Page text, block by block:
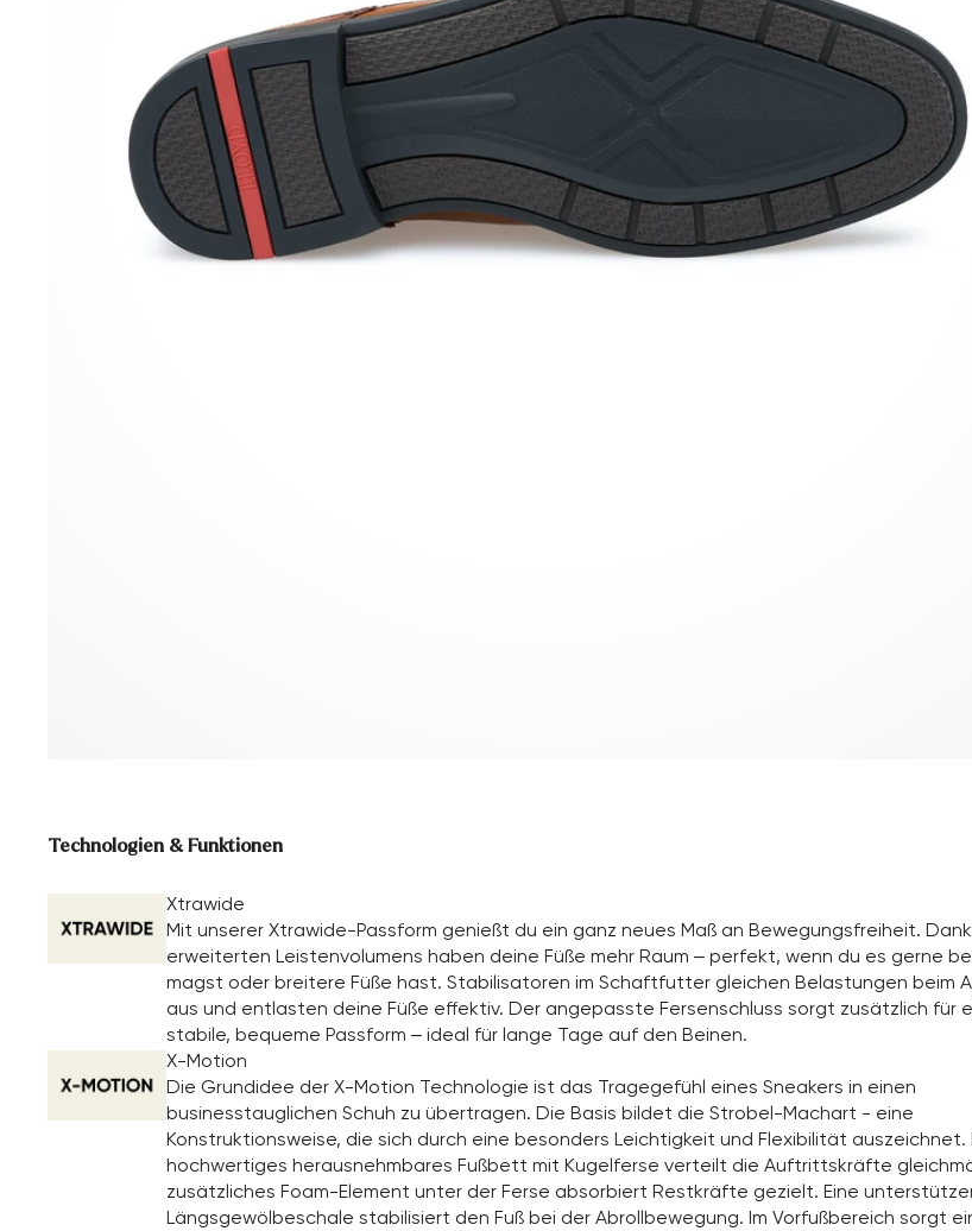
Technologien & Funktionen
Xtrawide
Mit unserer Xtrawide-Passform genießt du ein ganz neues Maß an Bewegungsfreiheit.
erweiterten Leistenvolumens haben deine Füße mehr Raum – perfekt, wenn du es gerne
magst oder breitere Füße hast. Stabilisatoren im Schaftfutter gleichen Belastungen beim
aus und entlasten deine Füße effektiv. Der angepasste Fersenschluss sorgt zusätzlich für
stabile, bequeme Passform – ideal für lange Tage auf den Beinen.
X-Motion
Die Grundidee der X-Motion Technologie ist das Tragegefühl eines Sneakers in einen
businesstauglichen Schuh zu übertragen. Die Basis bildet die Strobel-Machart - eine
Konstruktionsweise, die sich durch eine besonders Leichtigkeit und Flexibilität auszeichnet.
hochwertiges herausnehmbares Fußbett mit Kugelferse verteilt die Auftrittskräfte
zusätzliches Foam-Element unter der Ferse absorbiert Restkräfte gezielt. Eine
Längsgewölbeschale stabilisiert den Fuß bei der Abrollbewegung. Im Vorfußbereich sorgt